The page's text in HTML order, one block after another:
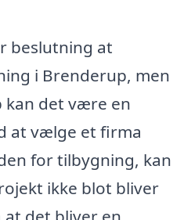
beslutning at
i Brenderup, men
det være en
at vælge et firma
for tilbygning, kan
ikke blot bliver